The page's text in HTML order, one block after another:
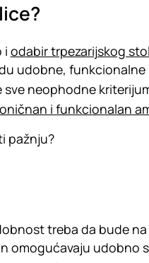
i odabir trpezarijskog
udobne, funkcionalne
neophodne
i funkcionalan
pažnju?
treba da bude
omogućavaju udobno